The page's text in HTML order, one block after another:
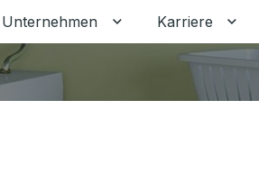
für Gewerbekunden umschalten
Unternehmen Untermenü für
Karriere